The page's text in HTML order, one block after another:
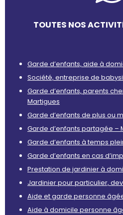
TOUTES NOS
Garde d’enfants, aide à
Société, entreprise de
Garde d’enfants, parents
Martigues
Garde d’enfants de plus ou
Garde d’enfants partagée –
Garde d’enfants à temps
Garde d’enfants en cas
Prestation de jardinier à
Jardinier pour particulier,
Aide et garde personne
Aide à domicile personne